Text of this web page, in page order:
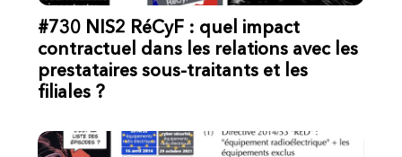
#730 NIS2 RéCyF : quel impact
contractuel dans les relations avec les
prestataires sous-traitants et les
filiales ?